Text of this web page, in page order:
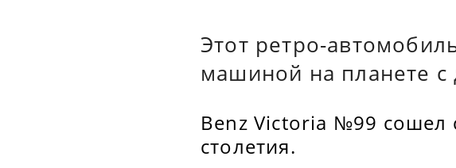
Этот ретро-
машиной на планете с
Benz Victoria №99 сошел
столетия.